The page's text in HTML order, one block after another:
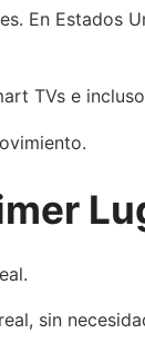
En Estados
TVs e
sin